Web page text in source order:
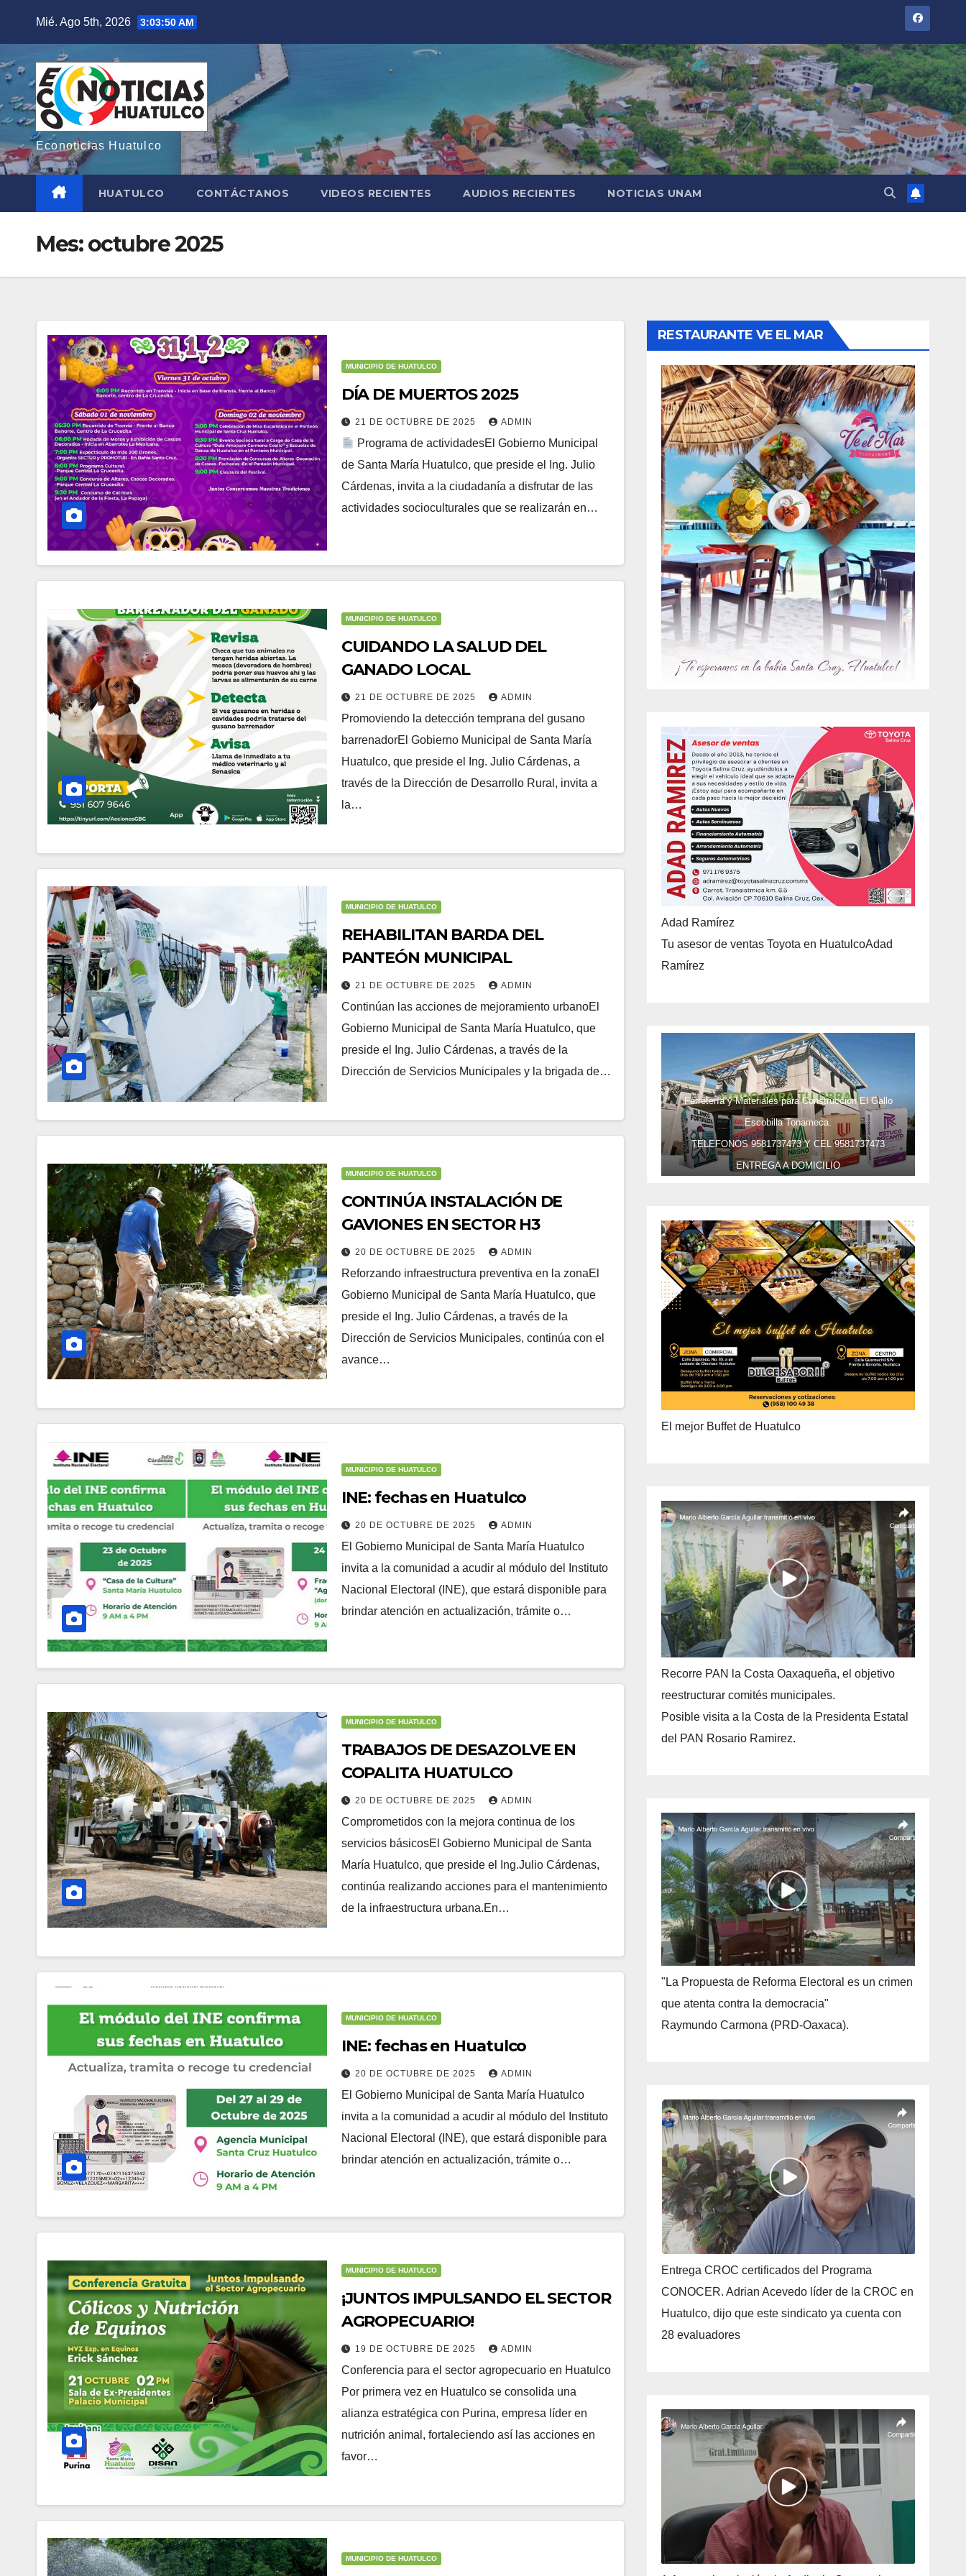
Mié. Ago 5th, 2026 3:03:52 AM
Econoticias Huatulco
HUATULCO CONTÁCTANOS VIDEOS RECIENTES AUDIOS RECIENTES NOTICIAS UNAM
Mes:octubre 2025
MUNICIPIO DE HUATULCO
DÍA DE MUERTOS 2025
21 DE OCTUBRE DE 2025 ADMIN
Programa de actividadesEl Gobierno Municipal
de Santa María Huatulco, que preside el Ing. Julio
Cárdenas, invita a la ciudadanía a disfrutar de las
actividades socioculturales que se realizarán en…
MUNICIPIO DE HUATULCO
CUIDANDO LA SALUD DEL
GANADO LOCAL
21 DE OCTUBRE DE 2025 ADMIN
Promoviendo la detección temprana del gusano
barrenadorEl Gobierno Municipal de Santa María
Huatulco, que preside el Ing. Julio Cárdenas, a
través de la Dirección de Desarrollo Rural, invita a
la…
MUNICIPIO DE HUATULCO
REHABILITAN BARDA DEL
PANTEÓN MUNICIPAL
21 DE OCTUBRE DE 2025 ADMIN
Continúan las acciones de mejoramiento urbanoEl
Gobierno Municipal de Santa María Huatulco, que
preside el Ing. Julio Cárdenas, a través de la
Dirección de Servicios Municipales y la brigada de…
MUNICIPIO DE HUATULCO
CONTINÚA INSTALACIÓN DE
GAVIONES EN SECTOR H3
20 DE OCTUBRE DE 2025 ADMIN
Reforzando infraestructura preventiva en la zonaEl
Gobierno Municipal de Santa María Huatulco, que
preside el Ing. Julio Cárdenas, a través de la
Dirección de Servicios Municipales, continúa con el
avance…
MUNICIPIO DE HUATULCO
INE: fechas en Huatulco
20 DE OCTUBRE DE 2025 ADMIN
El Gobierno Municipal de Santa María Huatulco
invita a la comunidad a acudir al módulo del Instituto
Nacional Electoral (INE), que estará disponible para
brindar atención en actualización, trámite o…
MUNICIPIO DE HUATULCO
TRABAJOS DE DESAZOLVE EN
COPALITA HUATULCO
20 DE OCTUBRE DE 2025 ADMIN
Comprometidos con la mejora continua de los
servicios básicosEl Gobierno Municipal de Santa
María Huatulco, que preside el Ing.Julio Cárdenas,
continúa realizando acciones para el mantenimiento
de la infraestructura urbana.En…
MUNICIPIO DE HUATULCO
INE: fechas en Huatulco
20 DE OCTUBRE DE 2025 ADMIN
El Gobierno Municipal de Santa María Huatulco
invita a la comunidad a acudir al módulo del Instituto
Nacional Electoral (INE), que estará disponible para
brindar atención en actualización, trámite o…
MUNICIPIO DE HUATULCO
¡JUNTOS IMPULSANDO EL SECTOR
AGROPECUARIO!
19 DE OCTUBRE DE 2025 ADMIN
Conferencia para el sector agropecuario en Huatulco
Por primera vez en Huatulco se consolida una
alianza estratégica con Purina, empresa líder en
nutrición animal, fortaleciendo así las acciones en
favor…
MUNICIPIO DE HUATULCO
RESTAURANTE VE EL MAR
Adad Ramírez
Tu asesor de ventas Toyota en HuatulcoAdad
Ramírez
Ferretería y Materiales para Construcción El Gallo
Escobilla Tonameca.
TELEFONOS 9581737473 Y CEL 9581737473
ENTREGA A DOMICILIO
El mejor Buffet de Huatulco
Recorre PAN la Costa Oaxaqueña, el objetivo
reestructurar comités municipales.
Posible visita a la Costa de la Presidenta Estatal
del PAN Rosario Ramirez.
"La Propuesta de Reforma Electoral es un crimen
que atenta contra la democracia"
Raymundo Carmona (PRD-Oaxaca).
Entrega CROC certificados del Programa
CONOCER. Adrian Acevedo líder de la CROC en
Huatulco, dijo que este sindicato ya cuenta con
28 evaluadores